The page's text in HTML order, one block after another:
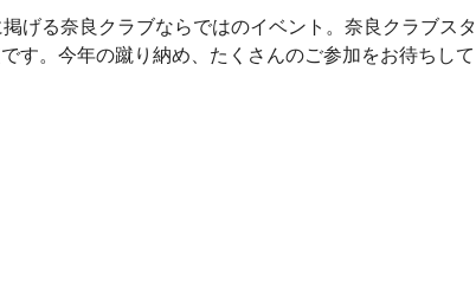
げる奈良クラブならではのイベント。奈良クラブスタ
。今年の蹴り納め、たくさんのご参加をお待ちして